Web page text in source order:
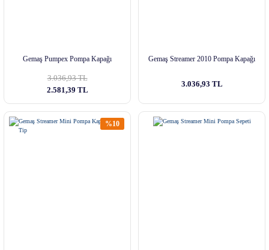
Gemaş Pumpex Pompa Kapağı
3.036,93 TL
2.581,39 TL
Gemaş Streamer 2010 Pompa Kapağı
3.036,93 TL
%10